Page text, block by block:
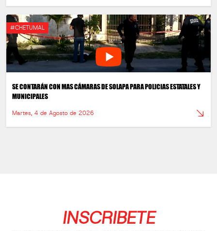
#CHETUMAL
SE CONTARÁN CON MAS CÁMARAS DE SOLAPA PARA POLICIAS ESTATALES Y
MUNICIPALES
Martes, 4 de Agosto de 2026
INSCRIBETE